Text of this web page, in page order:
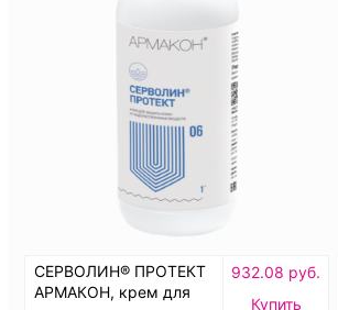
СЕРВОЛИН® ПРОТЕКТ
АРМАКОН, крем для
932.08 руб.
Купить